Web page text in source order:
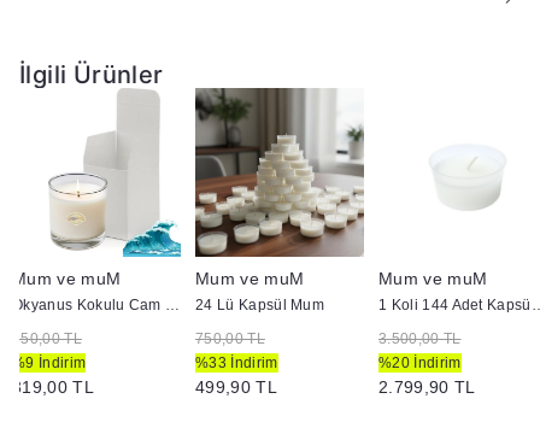
İlgili Ürünler
Mum ve muM
Okyanus Kokulu Cam Bardak İçi Mum
350,00 TL
%9 İndirim
319,00 TL
Mum ve muM
24 Lü Kapsül Mum
750,00 TL
%33 İndirim
499,90 TL
Mum ve muM
1 Koli 144
3.500,00 TL
%20 İndirim
2.799,90 TL